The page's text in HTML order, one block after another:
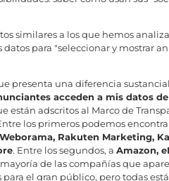
similares a los que hemos
para "seleccionar y mostrar
presenta una diferencia
acceden a mis datos
están adscritos al Marco de
los primeros podemos
Rakuten Marketing,
. Entre los segundos, a Amazon,
mayoría de las compañías que
el gran público, pero todas